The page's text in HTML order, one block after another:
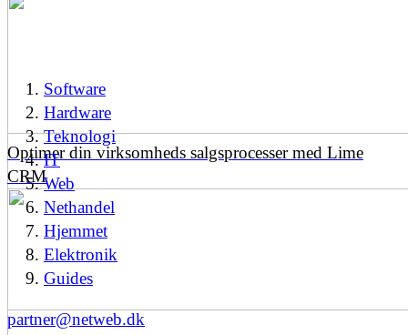
Optimer din virksomheds salgsprocesser med Lime
CRM
Software
Hardware
Teknologi
IT
Web
Nethandel
Hjemmet
Elektronik
Guides
partner@netweb.dk